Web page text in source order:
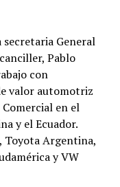
General
Pablo
con
valor automotriz
en el
y el Ecuador.
Toyota Argentina,
y VW